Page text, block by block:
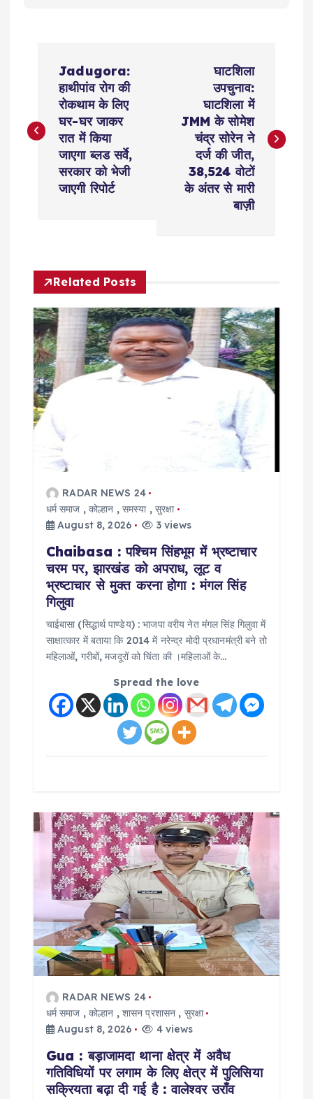
s
v
g
a
t
Jadugora:
हाथीपांव रोग की
रोकथाम के लिए
घर-घर जाकर
रात में किया
जाएगा ब्लड सर्वे,
सरकार को भेजी
जाएगी रिपोर्ट
घाटशिला
उपचुनाव:
घाटशिला में
JMM के सोमेश
चंद्र सोरेन ने
दर्ज की जीत,
38,524 वोटों
के अंतर से मारी
बाज़ी
Related Posts
RADAR NEWS 24
धर्म समाज ,कोल्हान , समस्या, सुरक्षा
August 8, 2026
3 views
Chaibasa : पश्चिम सिंहभूम में भ्रष्टाचार
चरम पर, झारखंड को अपराध, लूट व
भ्रष्टाचार से मुक्त करना होगा : मंगल सिंह
गिलुवा
चाईबासा (सिद्धार्थ पाण्डेय) : भाजपा वरीय नेत मंगल सिंह गिलुवा में
साक्षात्कार में बताया कि 2014 में नरेन्द्र मोदी प्रधानमंत्री बने तो
महिलाओं, गरीबों, मजदूरों को चिंता की ।महिलाओं के…
Spread the love
RADAR NEWS 24
धर्म समाज ,कोल्हान , शासन प्रशासन , सुरक्षा
August 8, 2026
4 views
Gua : बड़ाजामदा थाना क्षेत्र में अवैध
गतिविधियों पर लगाम के लिए क्षेत्र में पुलिसिया
सक्रियता बढ़ा दी गई है : वालेश्वर उराँव